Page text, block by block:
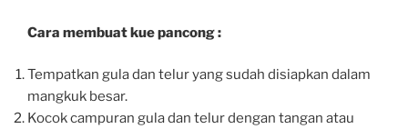
Cara membuat kue pancong :
Tempatkan gula dan telur yang sudah disiapkan dalam
mangkuk besar.
Kocok campuran gula dan telur dengan tangan atau